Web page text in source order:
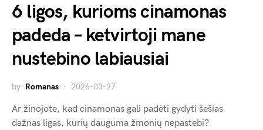
6 ligos, kurioms cinamonas
padeda – ketvirtoji mane
nustebino labiausiai
by Romanas 2026-03-27
Ar žinojote, kad cinamonas gali padėti gydyti šešias
dažnas ligas, kurių dauguma žmonių nepastebi?